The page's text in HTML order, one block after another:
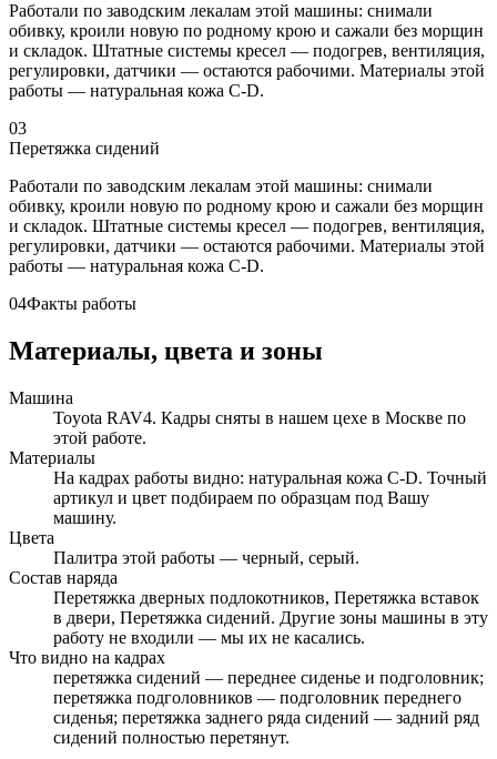
Работали по заводским лекалам этой машины: снимали
обивку, кроили новую по родному крою и сажали без морщин
и складок. Штатные системы кресел — подогрев, вентиляция,
регулировки, датчики — остаются рабочими. Материалы этой
работы — натуральная кожа C-D.
03
Перетяжка сидений
Работали по заводским лекалам этой машины: снимали
обивку, кроили новую по родному крою и сажали без морщин
и складок. Штатные системы кресел — подогрев, вентиляция,
регулировки, датчики — остаются рабочими. Материалы этой
работы — натуральная кожа C-D.
04Факты работы
Материалы, цвета и зоны
Машина
Toyota RAV4. Кадры сняты в нашем цехе в Москве по
этой работе.
Материалы
На кадрах работы видно: натуральная кожа C-D. Точный
артикул и цвет подбираем по образцам под Вашу
машину.
Цвета
Палитра этой работы — черный, серый.
Состав наряда
Перетяжка дверных подлокотников, Перетяжка вставок
в двери, Перетяжка сидений. Другие зоны машины в эту
работу не входили — мы их не касались.
Что видно на кадрах
перетяжка сидений — переднее сиденье и подголовник;
перетяжка подголовников — подголовник переднего
сиденья; перетяжка заднего ряда сидений — задний ряд
сидений полностью перетянут.